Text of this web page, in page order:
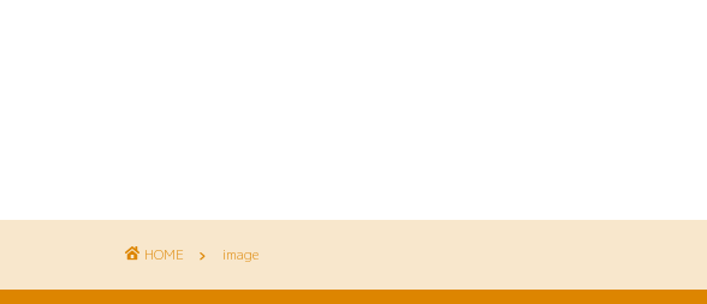
HOME image